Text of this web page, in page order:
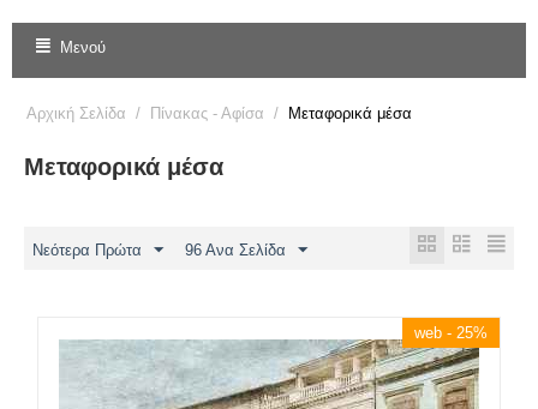
Μενού
Αρχική Σελίδα / Πίνακας - Αφίσα / Mεταφορικά μέσα
Mεταφορικά μέσα
Νεότερα Πρώτα 96 Ανα Σελίδα
web - 25%